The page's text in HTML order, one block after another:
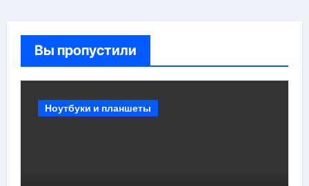
Вы пропустили
Ноутбуки и планшеты